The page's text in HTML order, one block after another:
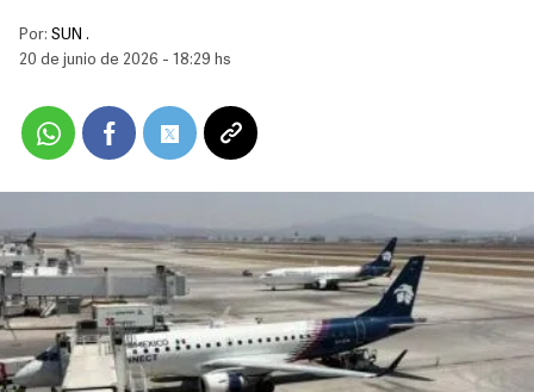
Por: SUN .
20 de junio de 2026 - 18:29 hs